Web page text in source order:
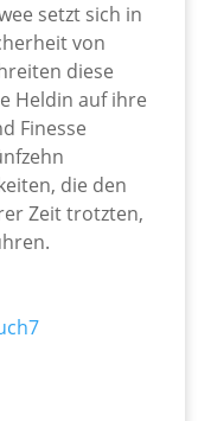
setzt sich in
von
diese
Heldin auf ihre
Finesse
die den
Zeit trotzten,